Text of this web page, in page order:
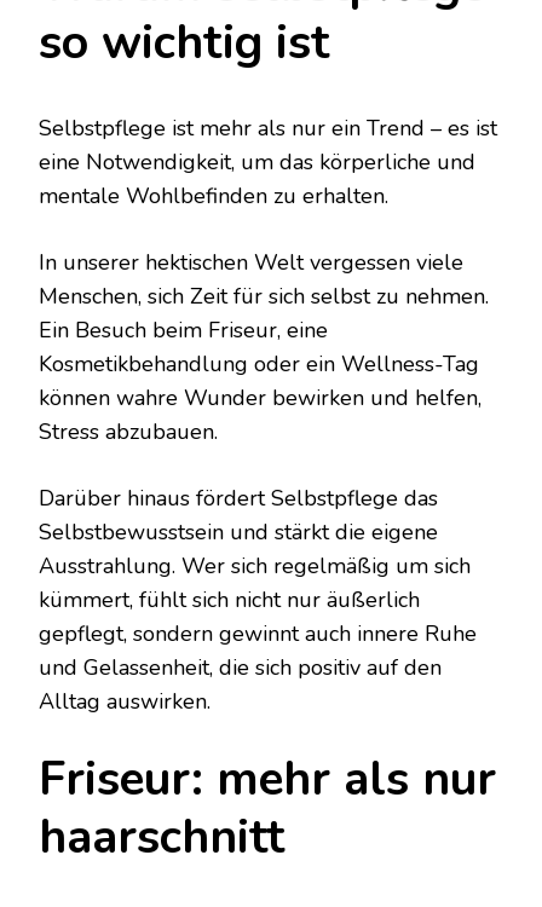
so wichtig ist
Selbstpflege ist mehr als nur ein Trend – es ist
eine Notwendigkeit, um das körperliche und
mentale Wohlbefinden zu erhalten.
In unserer hektischen Welt vergessen viele
Menschen, sich Zeit für sich selbst zu nehmen.
Ein Besuch beim Friseur, eine
Kosmetikbehandlung oder ein Wellness-Tag
können wahre Wunder bewirken und helfen,
Stress abzubauen.
Darüber hinaus fördert Selbstpflege das
Selbstbewusstsein und stärkt die eigene
Ausstrahlung. Wer sich regelmäßig um sich
kümmert, fühlt sich nicht nur äußerlich
gepflegt, sondern gewinnt auch innere Ruhe
und Gelassenheit, die sich positiv auf den
Alltag auswirken.
Friseur: mehr als nur
haarschnitt